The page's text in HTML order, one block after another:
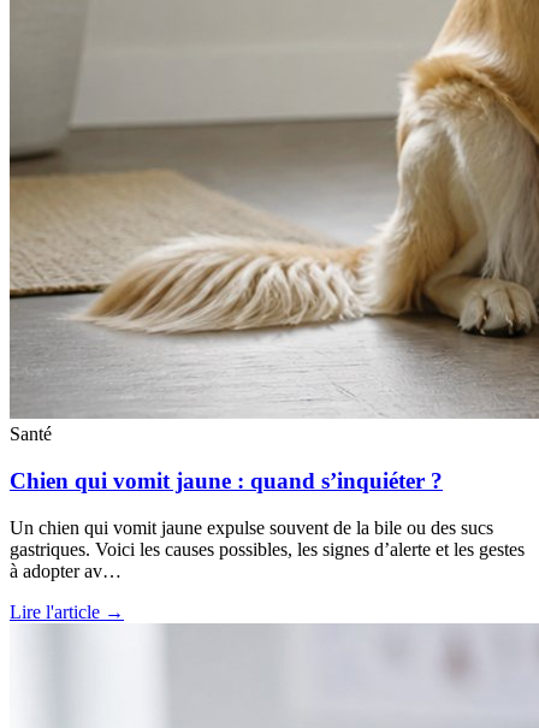
Santé
Chien qui vomit jaune : quand s’inquiéter ?
Un chien qui vomit jaune expulse souvent de la bile ou des sucs
gastriques. Voici les causes possibles, les signes d’alerte et les gestes
à adopter av…
Lire l'article →